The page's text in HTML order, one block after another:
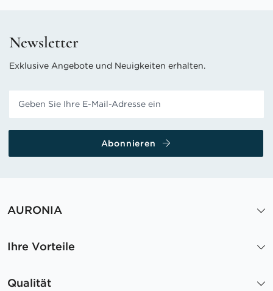
Newsletter
Exklusive Angebote und Neuigkeiten erhalten.
Abonnieren
AURONIA
Ihre Vorteile
Qualität